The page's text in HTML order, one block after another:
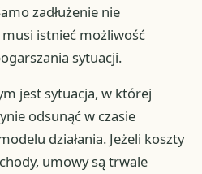
zadłużenie nie
istnieć możliwość
sytuacji.
jest sytuacja, w której
odsunąć w czasie
działania. Jeżeli koszty
umowy są trwale